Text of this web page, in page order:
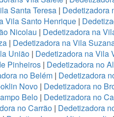
Santa Teresa | Dedetizadora
Vila Santo Henrique |
Nicolau | Dedetizadora na
| Dedetizadora na Vila
União| Dedetizadora na Vila
Pinheiros| Dedetizadora no
no Belém| Dedetizadora
Novo| Dedetizadora no
Belo | Dedetizadora no
no Carrão | Dedetizadora